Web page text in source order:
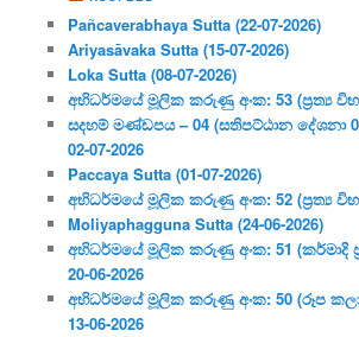
Pañcaverabhaya Sutta (22-07-2026)
Ariyasāvaka Sutta (15-07-2026)
Loka Sutta (08-07-2026)
අභිධර්මයේ මූලික කරුණු අංක: 53 (ප්‍ර‍ත්‍ය
සදහම් මණ්ඩපය – 04 (සතිපට්ඨාන දේශනා
02-07-2026
Paccaya Sutta (01-07-2026)
අභිධර්මයේ මූලික කරුණු අංක: 52 (ප්‍ර‍ත්‍ය
Moliyaphagguna Sutta (24-06-2026)
අභිධර්මයේ මූලික කරුණු අංක: 51 (කර්මාදි
20-06-2026
අභිධර්මයේ මූලික කරුණු අංක: 50 (රූප
13-06-2026